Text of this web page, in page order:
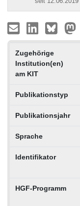
Zugehörige
Institution(en)
am KIT
Publikationstyp
Publikationsjahr
Sprache
Identifikator
HGF-Programm